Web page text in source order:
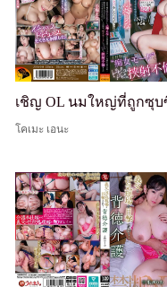
โคเมะ เอนะ